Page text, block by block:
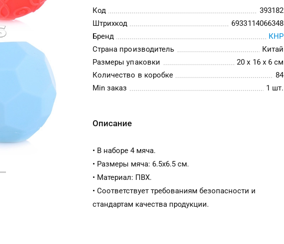
Код
393182
Штрихкод
6933114066348
Бренд
КНР
Страна производитель
Китай
Размеры упаковки
20 x 16 x 6 см
Количество в коробке
84
Min заказ
1 шт.
Описание
• В наборе 4 мяча.
• Размеры мяча: 6.5х6.5 см.
• Материал: ПВХ.
• Соответствует требованиям безопасности и
стандартам качества продукции.